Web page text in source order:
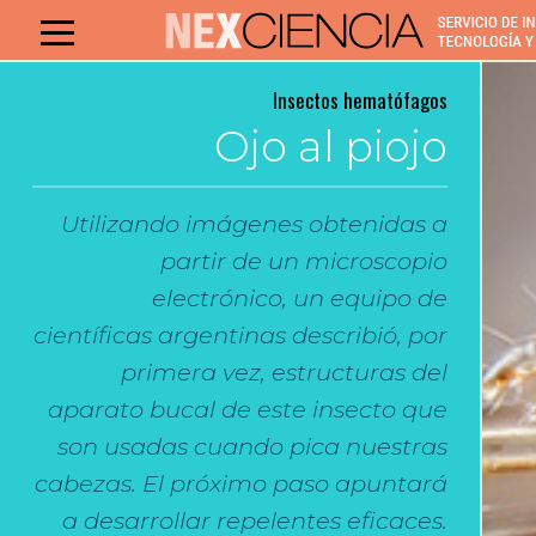
Insectos hematófagos
Ojo al piojo
Utilizando imágenes obtenidas a
partir de un microscopio
electrónico, un equipo de
científicas argentinas describió, por
primera vez, estructuras del
aparato bucal de este insecto que
son usadas cuando pica nuestras
cabezas. El próximo paso apuntará
a desarrollar repelentes eficaces.